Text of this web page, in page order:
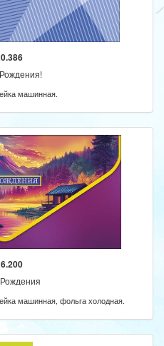
машинная.
машинная, фольга холодная.